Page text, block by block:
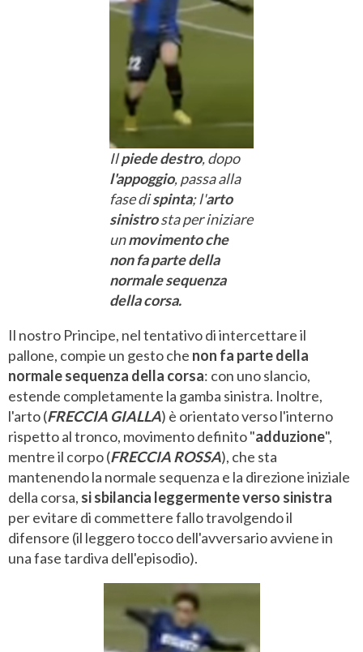
Ilpiede destro, dopo
l'appoggio, passa alla
fase dispinta; l'arto
sinistrosta per iniziare
unmovimento che
non fa parte della
normale sequenza
della corsa.
Il nostro Principe, nel tentativo di intercettare il
pallone, compie un gesto che non fa parte della
normale sequenza della corsa: con uno slancio,
estende completamente la gamba sinistra. Inoltre,
l'arto (FRECCIA GIALLA) è orientato verso l'interno
rispetto al tronco, movimento definito "adduzione",
mentre il corpo (FRECCIA ROSSA), che sta
mantenendo la normale sequenza e la direzione iniziale
della corsa, si sbilancia leggermente verso sinistra
per evitare di commettere fallo travolgendo il
difensore (il leggero tocco dell'avversario avviene in
una fase tardiva dell'episodio).